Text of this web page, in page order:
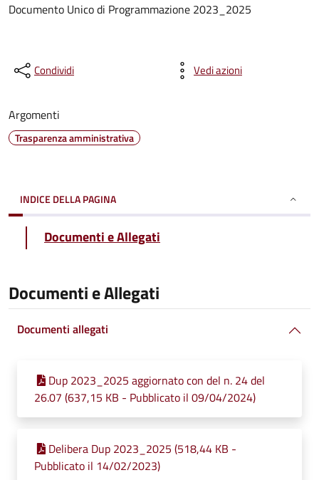
Documento Unico di Programmazione 2023_2025
Condividi Vedi azioni
Argomenti
Trasparenza amministrativa
INDICE DELLA PAGINA
Documenti e Allegati
Documenti e Allegati
Documenti allegati
Dup 2023_2025 aggiornato con del n. 24 del
26.07 (637,15 KB - Pubblicato il 09/04/2024)
Delibera Dup 2023_2025 (518,44 KB -
Pubblicato il 14/02/2023)